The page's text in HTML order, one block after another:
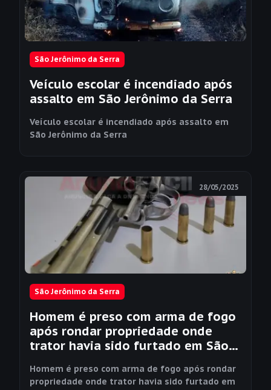
São Jerônimo da Serra
Veículo escolar é incendiado após
assalto em São Jerônimo da Serra
Veículo escolar é incendiado após assalto em
São Jerônimo da Serra
28/05/2025
São Jerônimo da Serra
Homem é preso com arma de fogo
após rondar propriedade onde
trator havia sido furtado em São
Homem é preso com arma de fogo após rondar
propriedade onde trator havia sido furtado em